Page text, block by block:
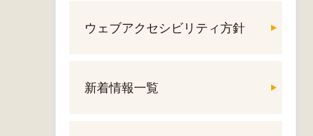
ウェブアクセシビリティ方針
新着情報一覧